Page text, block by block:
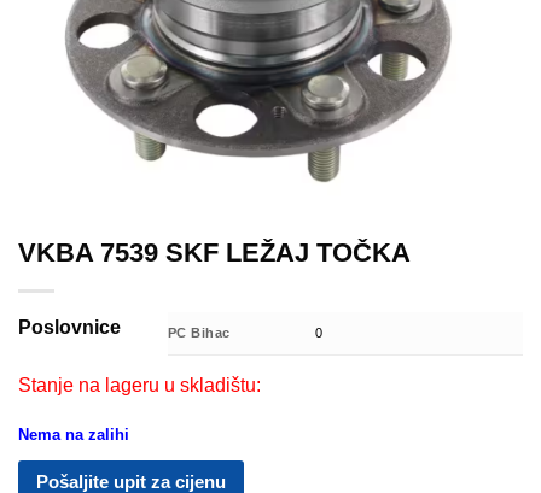
VKBA 7539 SKF LEŽAJ TOČKA
Poslovnice PC Bihac 0
Stanje na lageru u skladištu:
Nema na zalihi
Pošaljite upit za cijenu